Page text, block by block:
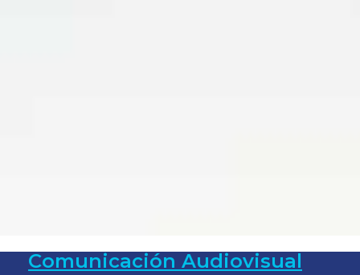
Comunicación Audiovisual